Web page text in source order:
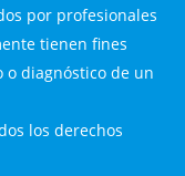
por profesionales
tienen fines
o diagnóstico de un
los derechos